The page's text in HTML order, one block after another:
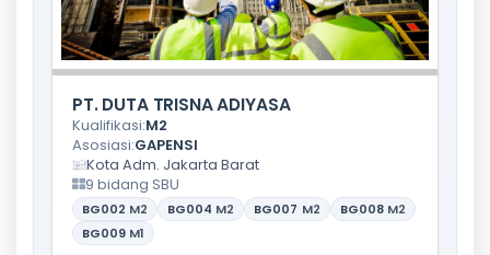
PT. DUTA TRISNA ADIYASA
Kualifikasi:M2
Asosiasi:GAPENSI
Kota Adm. Jakarta Barat
9 bidang SBU
BG002 M2 BG004 M2 BG007 M2 BG008 M2
BG009 M1